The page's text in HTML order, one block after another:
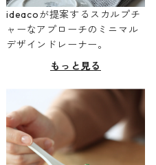
ideacoが提案するスカルプチ
ャーなアプローチのミニマル
デザインドレーナー。
もっと見る